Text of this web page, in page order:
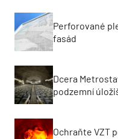
Perforované
fasád
Dcera
podzemní
Ochraňte VZT